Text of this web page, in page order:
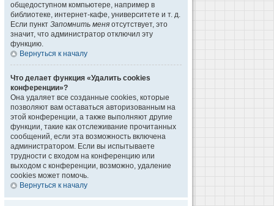
общедоступном компьютере, например в
библиотеке, интернет-кафе, университете и т. д.
Если пункт Запомнить меня отсутствует, это
значит, что администратор отключил эту
функцию.
Вернуться к началу
Что делает функция «Удалить cookies
конференции»?
Она удаляет все созданные cookies, которые
позволяют вам оставаться авторизованным на
этой конференции, а также выполняют другие
функции, такие как отслеживание прочитанных
сообщений, если эта возможность включена
администратором. Если вы испытываете
трудности с входом на конференцию или
выходом с конференции, возможно, удаление
cookies может помочь.
Вернуться к началу